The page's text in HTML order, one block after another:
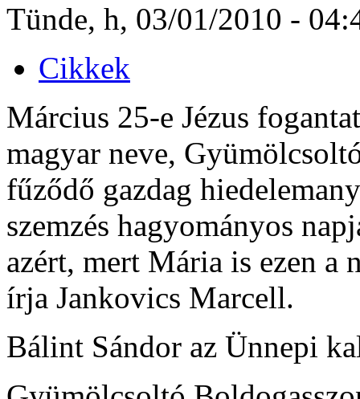
Tünde, h, 03/01/2010 -
Cikkek
Március 25-e Jézus
magyar neve,
fűződő gazdag
szemzés hagyományos
azért, mert Mária is ezen a
írja Jankovics Marcell.
Bálint Sándor az Ünnepi